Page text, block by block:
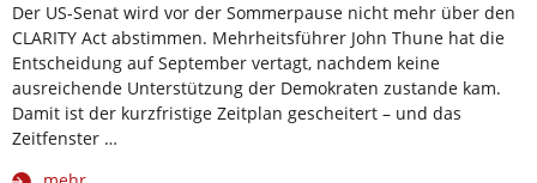
Der US-Senat wird vor der Sommerpause nicht mehr über den
CLARITY Act abstimmen. Mehrheitsführer John Thune hat die
Entscheidung auf September vertagt, nachdem keine
ausreichende Unterstützung der Demokraten zustande kam.
Damit ist der kurzfristige Zeitplan gescheitert – und das
Zeitfenster …